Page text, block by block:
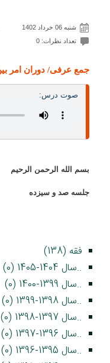
شنبه 06 خرداد 1402
تعداد نظرات: 0
جمع عرفی/ دوران امر
صوت درس:
بسم الله الرحمن الرحيم
جلسه صد و سیزده
فقه (138)
..سال 1404-1405 (0)
..سال 1399-1400 (0)
..سال 1398-1399 (0)
..سال 1397-1398 (0)
..سال 1396-1397 (0)
..سال 1395-1396 (0)